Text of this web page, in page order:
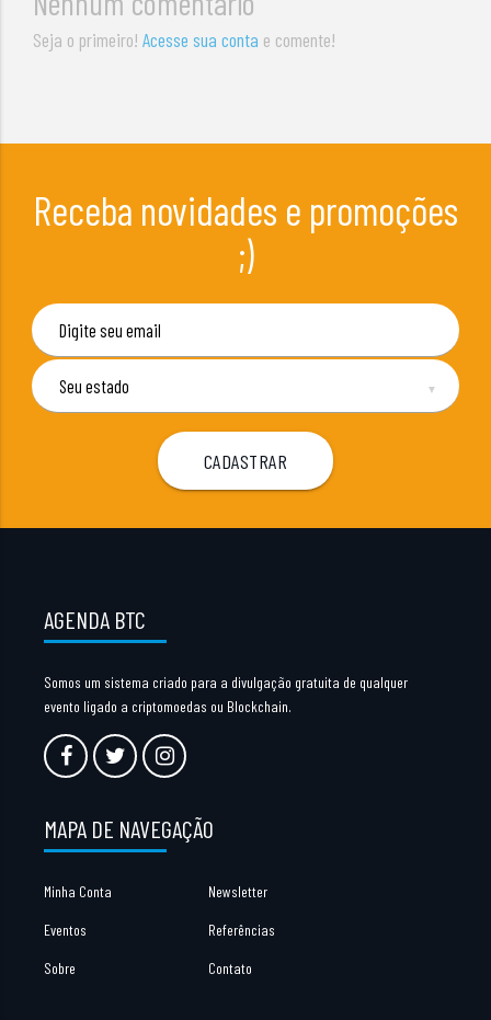
Seja o primeiro!Acesse sua conta e comente!
Receba novidades e promoções
;)
▼
AGENDA BTC
Somos um sistema criado para a divulgação gratuita de qualquer
evento ligado a criptomoedas ou Blockchain.
MAPA DE NAVEGAÇÃO
Minha Conta Newsletter
Eventos Referências
Sobre Contato